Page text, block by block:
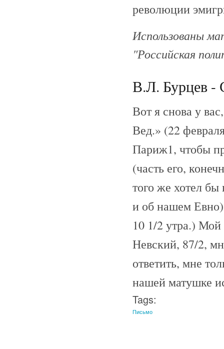
революции
Использованы
"Российская
В.Л. Бурцев -
Вот я снова у
Вед.» (22
Париж1, чтобы
(часть его,
того же хотел бы
и об нашем
10 1/2 утра.) Мой
Невский, 87/2,
ответить, мне
нашей матушке
Tags:
Письмо